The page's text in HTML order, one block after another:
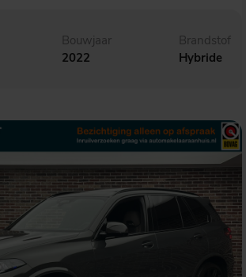
Bouwjaar
2022
Brandstof
Hybride